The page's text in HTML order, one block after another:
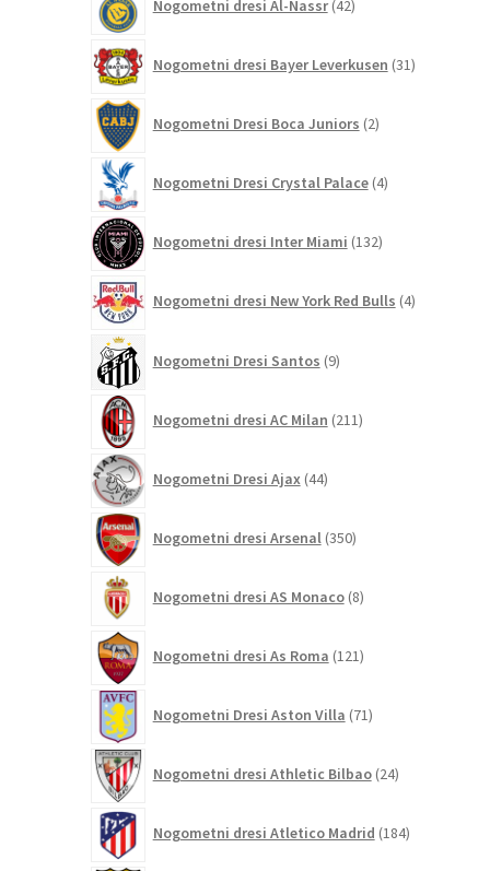
Nogometni dresi Al-Nassr 42izdelkov
Nogometni dresi Bayer Leverkusen 31izdelkov
Nogometni Dresi Boca Juniors 2izdelka
Nogometni Dresi Crystal Palace 4izdelki
Nogometni dresi Inter Miami 132izdelkov
Nogometni dresi New York Red Bulls 4izdelki
Nogometni Dresi Santos 9izdelkov
Nogometni dresi AC Milan 211izdelkov
Nogometni Dresi Ajax 44izdelkov
Nogometni dresi Arsenal 350izdelkov
Nogometni dresi AS Monaco 8izdelkov
Nogometni dresi As Roma 121izdelkov
Nogometni Dresi Aston Villa 71izdelkov
Nogometni dresi Athletic Bilbao 24izdelkov
Nogometni dresi Atletico Madrid 184izdelkov